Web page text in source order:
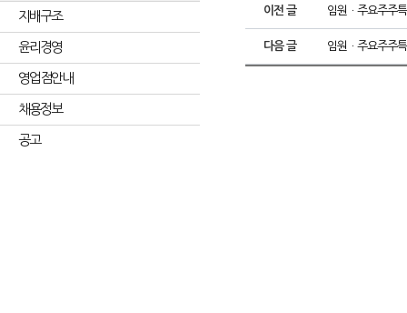
지배구조
윤리경영
영업점안내
채용정보
공고
이전 글 임원ㆍ주요주주
다음 글 임원ㆍ주요주주